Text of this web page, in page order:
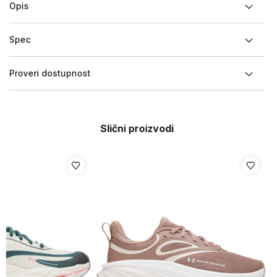
Opis
Spec
Proveri dostupnost
Slični proizvodi